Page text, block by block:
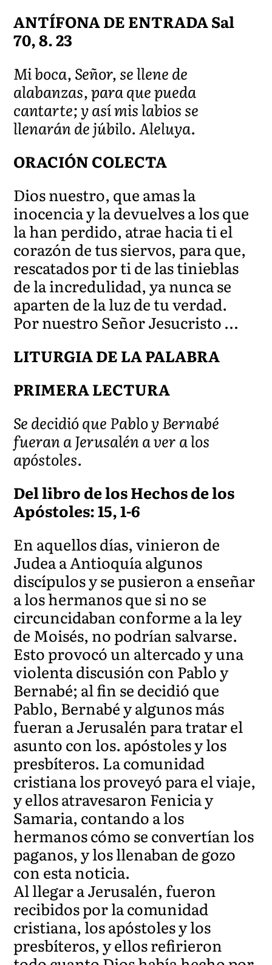
ANTÍFONA DE ENTRADA Sal
70, 8. 23
Mi boca, Señor, se llene de
alabanzas, para que pueda
cantarte; y así mis labios se
llenarán de júbilo. Aleluya.
ORACIÓN COLECTA
Dios nuestro, que amas la
inocencia y la devuelves a los que
la han perdido, atrae hacia ti el
corazón de tus siervos, para que,
rescatados por ti de las tinieblas
de la incredulidad, ya nunca se
aparten de la luz de tu verdad.
Por nuestro Señor Jesucristo …
LITURGIA DE LA PALABRA
PRIMERA LECTURA
Se decidió que Pablo y Bernabé
fueran a Jerusalén a ver a los
apóstoles.
Del libro de los Hechos de los
Apóstoles: 15, 1-6
En aquellos días, vinieron de
Judea a Antioquía algunos
discípulos y se pusieron a enseñar
a los hermanos que si no se
circuncidaban conforme a la ley
de Moisés, no podrían salvarse.
Esto provocó un altercado y una
violenta discusión con Pablo y
Bernabé; al fin se decidió que
Pablo, Bernabé y algunos más
fueran a Jerusalén para tratar el
asunto con los. apóstoles y los
presbíteros. La comunidad
cristiana los proveyó para el viaje,
y ellos atravesaron Fenicia y
Samaria, contando a los
hermanos cómo se convertían los
paganos, y los llenaban de gozo
con esta noticia.
Al llegar a Jerusalén, fueron
recibidos por la comunidad
cristiana, los apóstoles y los
presbíteros, y ellos refirieron